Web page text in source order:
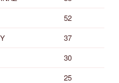
52
37
30
25